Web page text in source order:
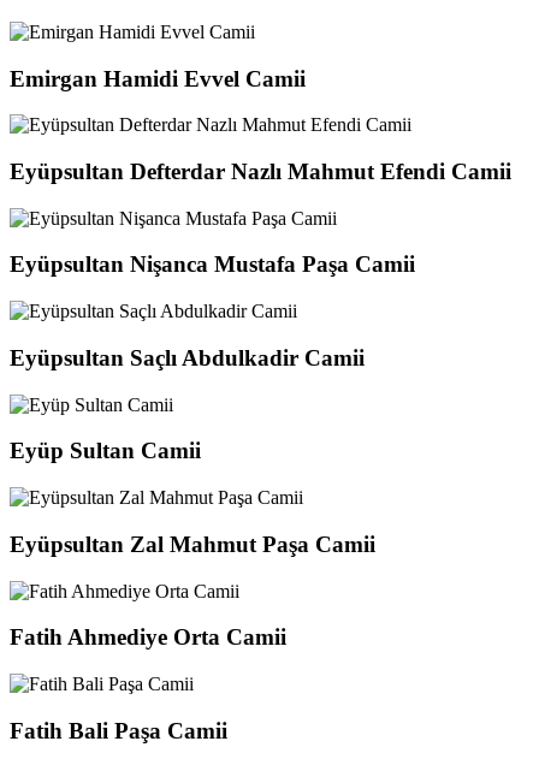
Emirgan Hamidi Evvel Camii
Eyüpsultan Defterdar Nazlı Mahmut Efendi Camii
Eyüpsultan Nişanca Mustafa Paşa Camii
Eyüpsultan Saçlı Abdulkadir Camii
Eyüp Sultan Camii
Eyüpsultan Zal Mahmut Paşa Camii
Fatih Ahmediye Orta Camii
Fatih Bali Paşa Camii